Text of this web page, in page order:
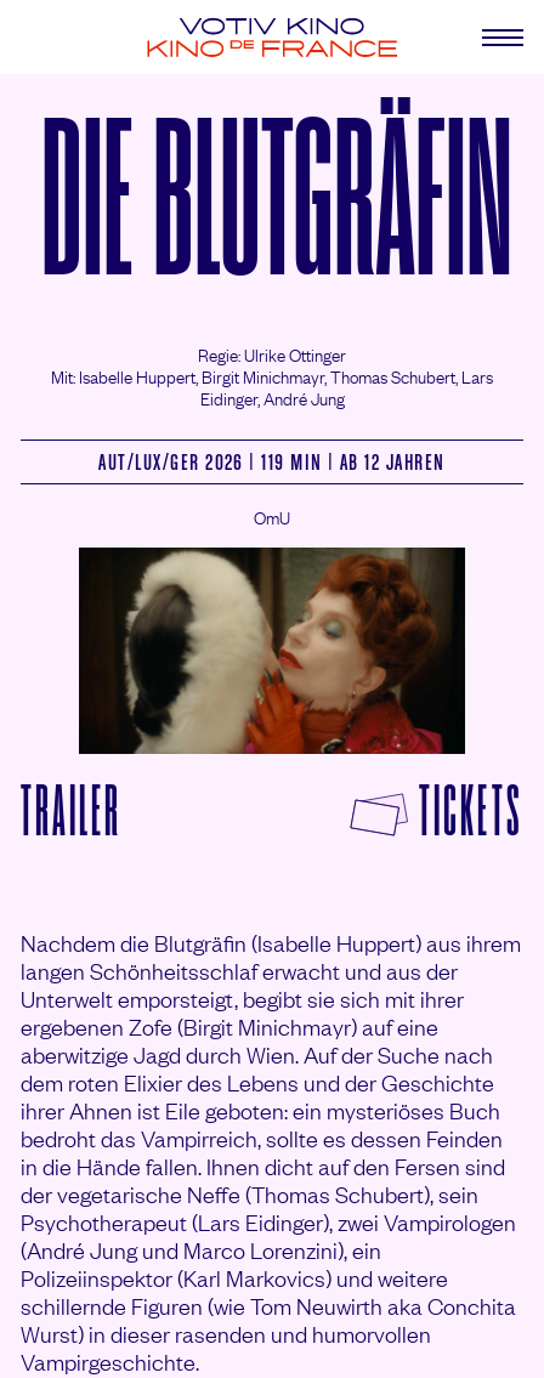
DIE BLUTGRÄFIN
Regie: Ulrike Ottinger
Mit: Isabelle Huppert, Birgit Minichmayr,Thomas Schubert, Lars
Eidinger,André Jung
AUT/LUX/GER 2026 | 119 MIN | AB 12 JAHREN
OmU
TRAILER
TICKETS
Nachdem die Blutgräfin (Isabelle Huppert) aus ihrem
langen Schönheitsschlaf erwacht und aus der
Unterwelt emporsteigt, begibt sie sich mit ihrer
ergebenen Zofe (Birgit Minichmayr) auf eine
aberwitzige Jagd durch Wien. Auf der Suche nach
dem roten Elixier des Lebens und der Geschichte
ihrer Ahnen ist Eile geboten: ein mysteriöses Buch
bedroht das Vampirreich, sollte es dessen Feinden
in die Hände fallen. Ihnen dicht auf den Fersen sind
der vegetarische Neffe (Thomas Schubert), sein
Psychotherapeut (Lars Eidinger), zwei Vampirologen
(André Jung und Marco Lorenzini), ein
Polizeiinspektor (Karl Markovics) und weitere
schillernde Figuren (wie Tom Neuwirth aka Conchita
Wurst) in dieser rasenden und humorvollen
Vampirgeschichte.